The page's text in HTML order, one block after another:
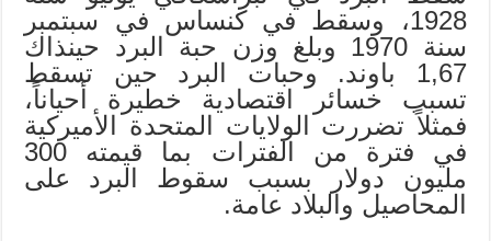
1928، وسقط في كنساس في سبتمبر
سنة 1970 وبلغ وزن حبة البرد حينذاك
1,67 باوند. وحبات البرد حين تسقط
تسبب خسائر اقتصادية خطيرة أحياناً،
فمثلاً تضررت الولايات المتحدة الأميركية
في فترة من الفترات بما قيمته 300
مليون دولار بسبب سقوط البرد على
المحاصيل والبلاد عامة.